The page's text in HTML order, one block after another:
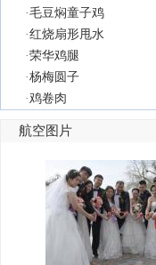
·毛豆焖童子鸡
·红烧扇形甩水
·荣华鸡腿
·杨梅圆子
·鸡卷肉
航空图片